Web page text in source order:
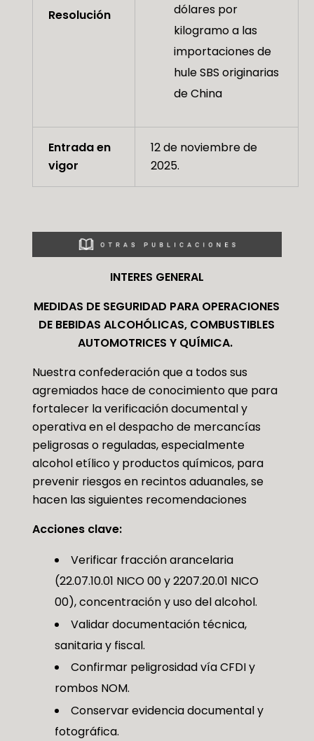
Resolución
dólares por
kilogramo a las
importaciones de
hule SBS originarias
de China
Entrada en
vigor
12 de noviembre de
2025.
INTERES GENERAL
MEDIDAS DE SEGURIDAD PARA OPERACIONES
DE BEBIDAS ALCOHÓLICAS, COMBUSTIBLES
AUTOMOTRICES Y QUÍMICA.
Nuestra confederación que a todos sus
agremiados hace de conocimiento que para
fortalecer la verificación documental y
operativa en el despacho de mercancías
peligrosas o reguladas, especialmente
alcohol etílico y productos químicos, para
prevenir riesgos en recintos aduanales, se
hacen las siguientes recomendaciones
Acciones clave:
Verificar fracción arancelaria
(22.07.10.01 NICO 00 y 2207.20.01 NICO
00), concentración y uso del alcohol.
Validar documentación técnica,
sanitaria y fiscal.
Confirmar peligrosidad vía CFDI y
rombos NOM.
Conservar evidencia documental y
fotográfica.